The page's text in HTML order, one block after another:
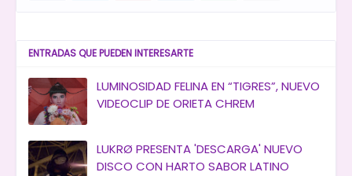
ENTRADAS QUE PUEDEN INTERESARTE
LUMINOSIDAD FELINA EN “TIGRES”, NUEVO
VIDEOCLIP DE ORIETA CHREM
LUKRØ PRESENTA 'DESCARGA' NUEVO
DISCO CON HARTO SABOR LATINO